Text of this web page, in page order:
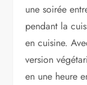
une soirée
pendant la
en cuisine.
version
en une heure